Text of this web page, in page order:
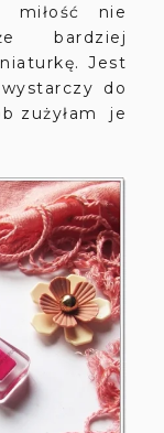
miłość nie
bardziej
Jest
do
zużyłam je